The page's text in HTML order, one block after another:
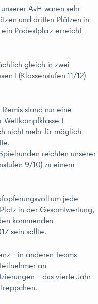
AvH waren sehr
und dritten Plätzen in
Podestplatz erreicht
gleich in zwei
I (Klassenstufen 11/12)
stand nur eine
I
nicht mehr für möglich
reichten unserer
9/10) zu einem
um jede
in der Gesamtwertung,
kommenden
sein sollte.
– in anderen Teams
an
– das vierte Jahr